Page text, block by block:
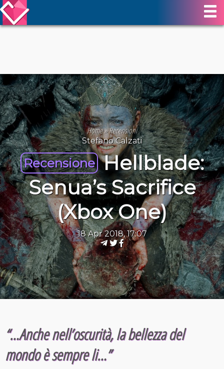
Home»Recensioni
Stefano Calzati
Recensione Hellblade:
Senua’s Sacrifice
(Xbox One)
18 Apr 2018, 17:07
“…Anche nell’oscurità, la bellezza del
mondo è sempre li…”